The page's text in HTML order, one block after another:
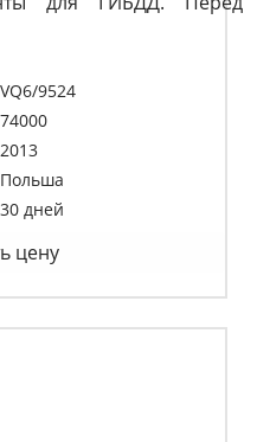
VQ6/9524
74000
2013
Польша
30 дней
цену